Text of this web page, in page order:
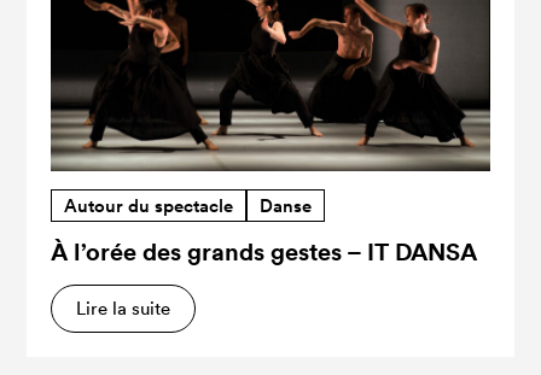
Autour du spectacle Danse
À l’orée des grands gestes – IT DANSA
Lire la suite